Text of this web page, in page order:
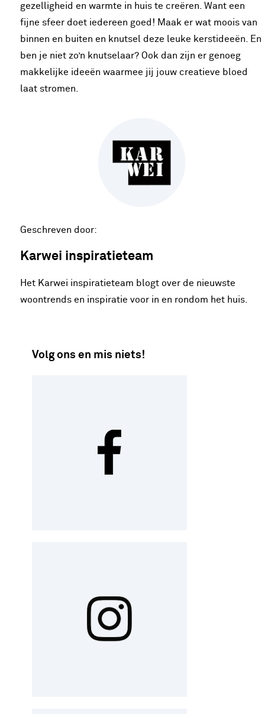
gezelligheid en warmte in huis te creëren. Want een
fijne sfeer doet iedereen goed! Maak er wat moois van
binnen en buiten en knutsel deze leuke kerstideeën. En
ben je niet zo’n knutselaar? Ook dan zijn er genoeg
makkelijke ideeën waarmee jij jouw creatieve bloed
laat stromen.
Geschreven door:
Karwei inspiratieteam
Het Karwei inspiratieteam blogt over de nieuwste
woontrends en inspiratie voor in en rondom het huis.
Volg ons en mis niets!